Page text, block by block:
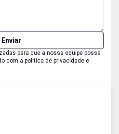
Enviar
para que a nossa equipe possa
com a política de privacidade e